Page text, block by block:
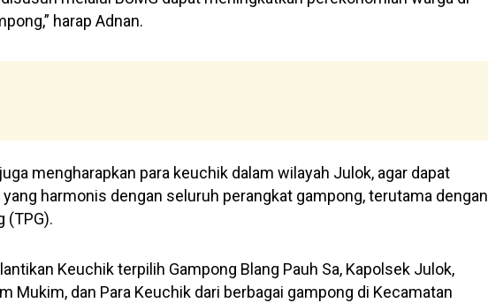
harap Adnan.
mengharapkan para keuchik dalam wilayah Julok, agar dapat
harmonis dengan seluruh perangkat gampong, terutama dengan
(TPG).
Keuchik terpilih Gampong Blang Pauh Sa, Kapolsek Julok,
Mukim, dan Para Keuchik dari berbagai gampong di Kecamatan